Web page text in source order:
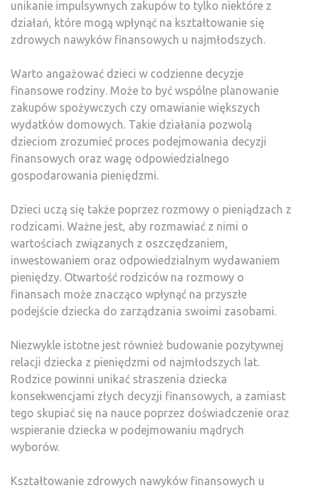
unikanie impulsywnych zakupów to tylko niektóre z
działań, które mogą wpłynąć na kształtowanie się
zdrowych nawyków finansowych u najmłodszych.
Warto angażować dzieci w codzienne decyzje
finansowe rodziny. Może to być wspólne planowanie
zakupów spożywczych czy omawianie większych
wydatków domowych. Takie działania pozwolą
dzieciom zrozumieć proces podejmowania decyzji
finansowych oraz wagę odpowiedzialnego
gospodarowania pieniędzmi.
Dzieci uczą się także poprzez rozmowy o pieniądzach z
rodzicami. Ważne jest, aby rozmawiać z nimi o
wartościach związanych z oszczędzaniem,
inwestowaniem oraz odpowiedzialnym wydawaniem
pieniędzy. Otwartość rodziców na rozmowy o
finansach może znacząco wpłynąć na przyszłe
podejście dziecka do zarządzania swoimi zasobami.
Niezwykle istotne jest również budowanie pozytywnej
relacji dziecka z pieniędzmi od najmłodszych lat.
Rodzice powinni unikać straszenia dziecka
konsekwencjami złych decyzji finansowych, a zamiast
tego skupiać się na nauce poprzez doświadczenie oraz
wspieranie dziecka w podejmowaniu mądrych
wyborów.
Kształtowanie zdrowych nawyków finansowych u